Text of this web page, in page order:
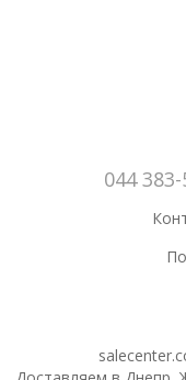
044 383-